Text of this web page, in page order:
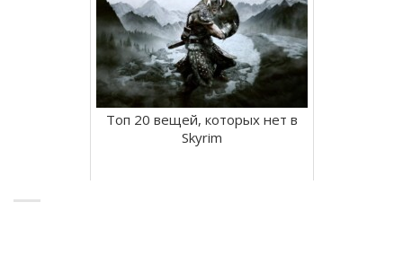
Топ 20 вещей, которых нет в
Skyrim